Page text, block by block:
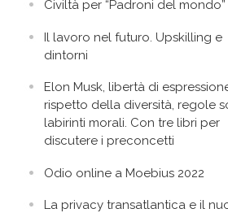
Civiltà per “Padroni del mondo”
Il lavoro nel futuro. Upskilling e
dintorni
Elon Musk, libertà di
rispetto della diversità, regole
labirinti morali. Con tre libri per
discutere i preconcetti
Odio online a Moebius 2022
La privacy transatlantica e il